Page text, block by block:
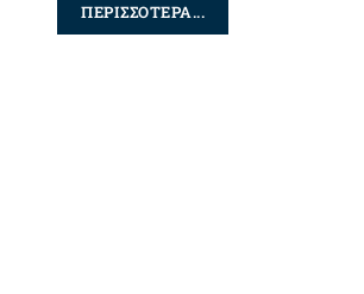
ΠΕΡΙΣΣΟΤΕΡΑ...